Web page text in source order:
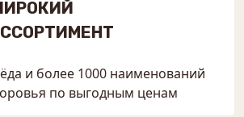
и более 1000 наименований
по выгодным ценам